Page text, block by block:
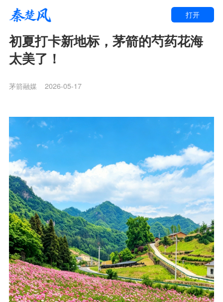
打开
初夏打卡新地标，茅箭的芍药花海
太美了！
茅箭融媒 2026-05-17